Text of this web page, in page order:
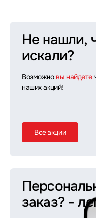
Не нашли,
искали?
Возможно вы найдете
наших акций!
Все акции
заказ? -